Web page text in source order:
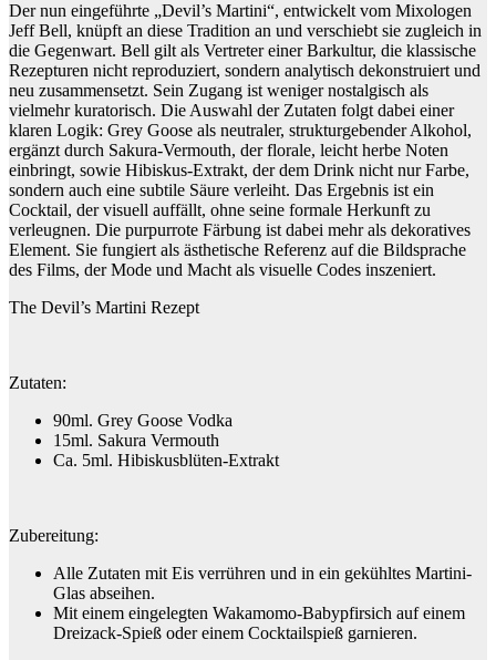
Der nun eingeführte „Devil’s Martini“, entwickelt vom Mixologen
Jeff Bell, knüpft an diese Tradition an und verschiebt sie zugleich in
die Gegenwart. Bell gilt als Vertreter einer Barkultur, die klassische
Rezepturen nicht reproduziert, sondern analytisch dekonstruiert und
neu zusammensetzt. Sein Zugang ist weniger nostalgisch als
vielmehr kuratorisch. Die Auswahl der Zutaten folgt dabei einer
klaren Logik: Grey Goose als neutraler, strukturgebender Alkohol,
ergänzt durch Sakura-Vermouth, der florale, leicht herbe Noten
einbringt, sowie Hibiskus-Extrakt, der dem Drink nicht nur Farbe,
sondern auch eine subtile Säure verleiht. Das Ergebnis ist ein
Cocktail, der visuell auffällt, ohne seine formale Herkunft zu
verleugnen. Die purpurrote Färbung ist dabei mehr als dekoratives
Element. Sie fungiert als ästhetische Referenz auf die Bildsprache
des Films, der Mode und Macht als visuelle Codes inszeniert.
The Devil’s Martini Rezept
Zutaten:
90ml. Grey Goose Vodka
15ml. Sakura Vermouth
Ca. 5ml. Hibiskusblüten-Extrakt
Zubereitung:
Alle Zutaten mit Eis verrühren und in ein gekühltes Martini-
Glas abseihen.
Mit einem eingelegten Wakamomo-Babypfirsich auf einem
Dreizack-Spieß oder einem Cocktailspieß garnieren.